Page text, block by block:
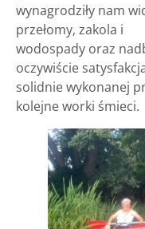
wynagrodziły nam
przełomy, zakola i
wodospady oraz
oczywiście
solidnie wykonanej
kolejne worki śmieci.